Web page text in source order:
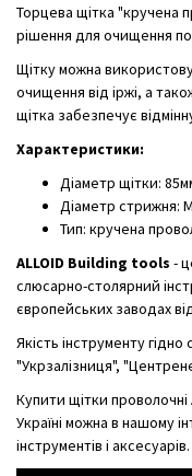
Торцева щітка "кручена
рішення для очищення
Щітку можна
очищення від іржі, а
щітка забезпечує
Характеристики:
Діаметр щітки:
Діаметр стрижня:
Тип: кручена
ALLOID Building tools -
слюсарно-столярний
європейських заводах
Якість інструменту гідно
"Укрзалізниця",
Купити щітки
Україні можна в нашому
інструментів і аксесуарів.